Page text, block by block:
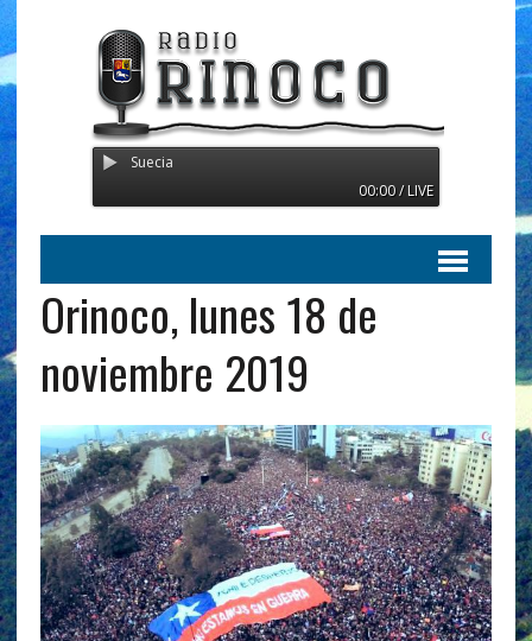
desde Suecia
00:00 / LIVE
Orinoco, lunes 18 de
noviembre 2019